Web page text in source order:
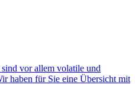
vor allem volatile und
haben für Sie eine Übersicht mit